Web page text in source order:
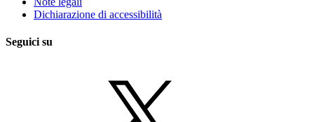
Dichiarazione di accessibilità
Seguici su